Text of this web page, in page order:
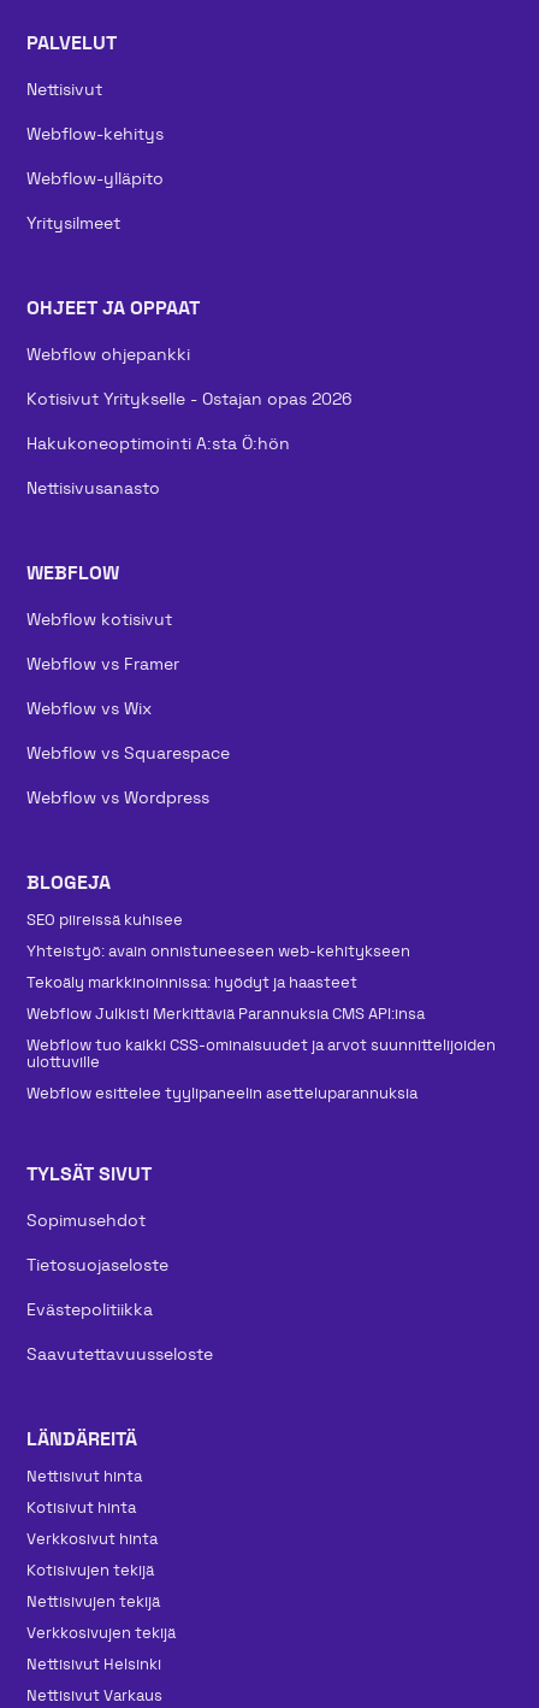
PALVELUT
Nettisivut
Webflow-kehitys
Webflow-ylläpito
Yritysilmeet
OHJEET JA OPPAAT
Webflow ohjepankki
Kotisivut Yritykselle - Ostajan opas 2026
Hakukoneoptimointi A:sta Ö:hön
Nettisivusanasto
WEBFLOW
Webflow kotisivut
Webflow vs Framer
Webflow vs Wix
Webflow vs Squarespace
Webflow vs Wordpress
BLOGEJA
SEO piireissä kuhisee
Yhteistyö: avain onnistuneeseen web-kehitykseen
Tekoäly markkinoinnissa: hyödyt ja haasteet
Webflow Julkisti Merkittäviä Parannuksia CMS API:insa
Webflow tuo kaikki CSS-ominaisuudet ja arvot suunnittelijoiden
ulottuville
Webflow esittelee tyylipaneelin asetteluparannuksia
TYLSÄT SIVUT
Sopimusehdot
Tietosuojaseloste
Evästepolitiikka
Saavutettavuusseloste
LÄNDÄREITÄ
Nettisivut hinta
Kotisivut hinta
Verkkosivut hinta
Kotisivujen tekijä
Nettisivujen tekijä
Verkkosivujen tekijä
Nettisivut Helsinki
Nettisivut Varkaus